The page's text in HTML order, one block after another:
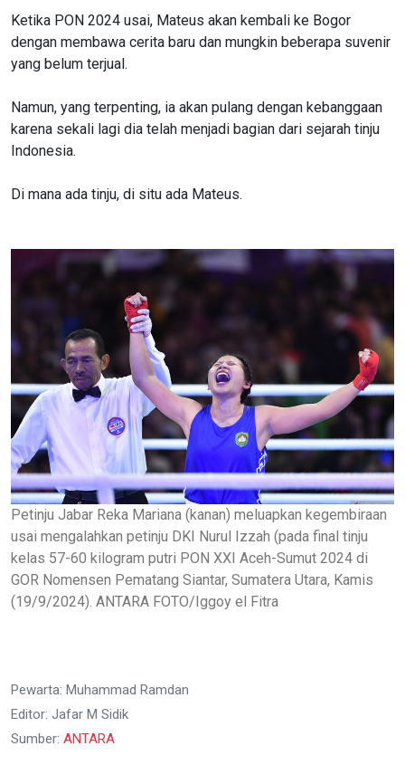
Ketika PON 2024 usai, Mateus akan kembali ke Bogor
dengan membawa cerita baru dan mungkin beberapa suvenir
yang belum terjual.
Namun, yang terpenting, ia akan pulang dengan kebanggaan
karena sekali lagi dia telah menjadi bagian dari sejarah tinju
Indonesia.
Di mana ada tinju, di situ ada Mateus.
Petinju Jabar Reka Mariana (kanan) meluapkan kegembiraan
usai mengalahkan petinju DKI Nurul Izzah (pada final tinju
kelas 57-60 kilogram putri PON XXI Aceh-Sumut 2024 di
GOR Nomensen Pematang Siantar, Sumatera Utara, Kamis
(19/9/2024). ANTARA FOTO/Iggoy el Fitra
Pewarta: Muhammad Ramdan
Editor: Jafar M Sidik
Sumber: ANTARA